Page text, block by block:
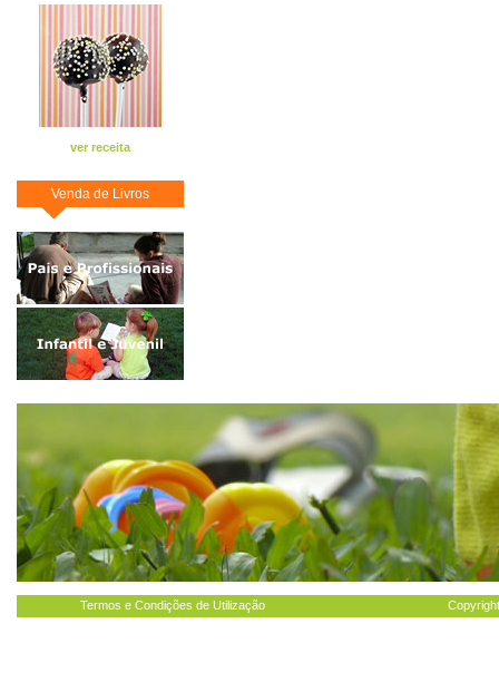
ver receita
Venda de Livros
Termos e Condições de Utilização